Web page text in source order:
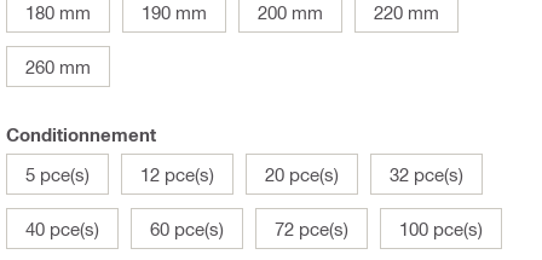
180 mm 190 mm 200 mm 220 mm
260 mm
Conditionnement
5 pce(s)
12 pce(s) 20 pce(s) 32 pce(s)
40 pce(s) 60 pce(s) 72 pce(s) 100 pce(s)